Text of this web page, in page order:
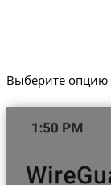
Выберите опцию